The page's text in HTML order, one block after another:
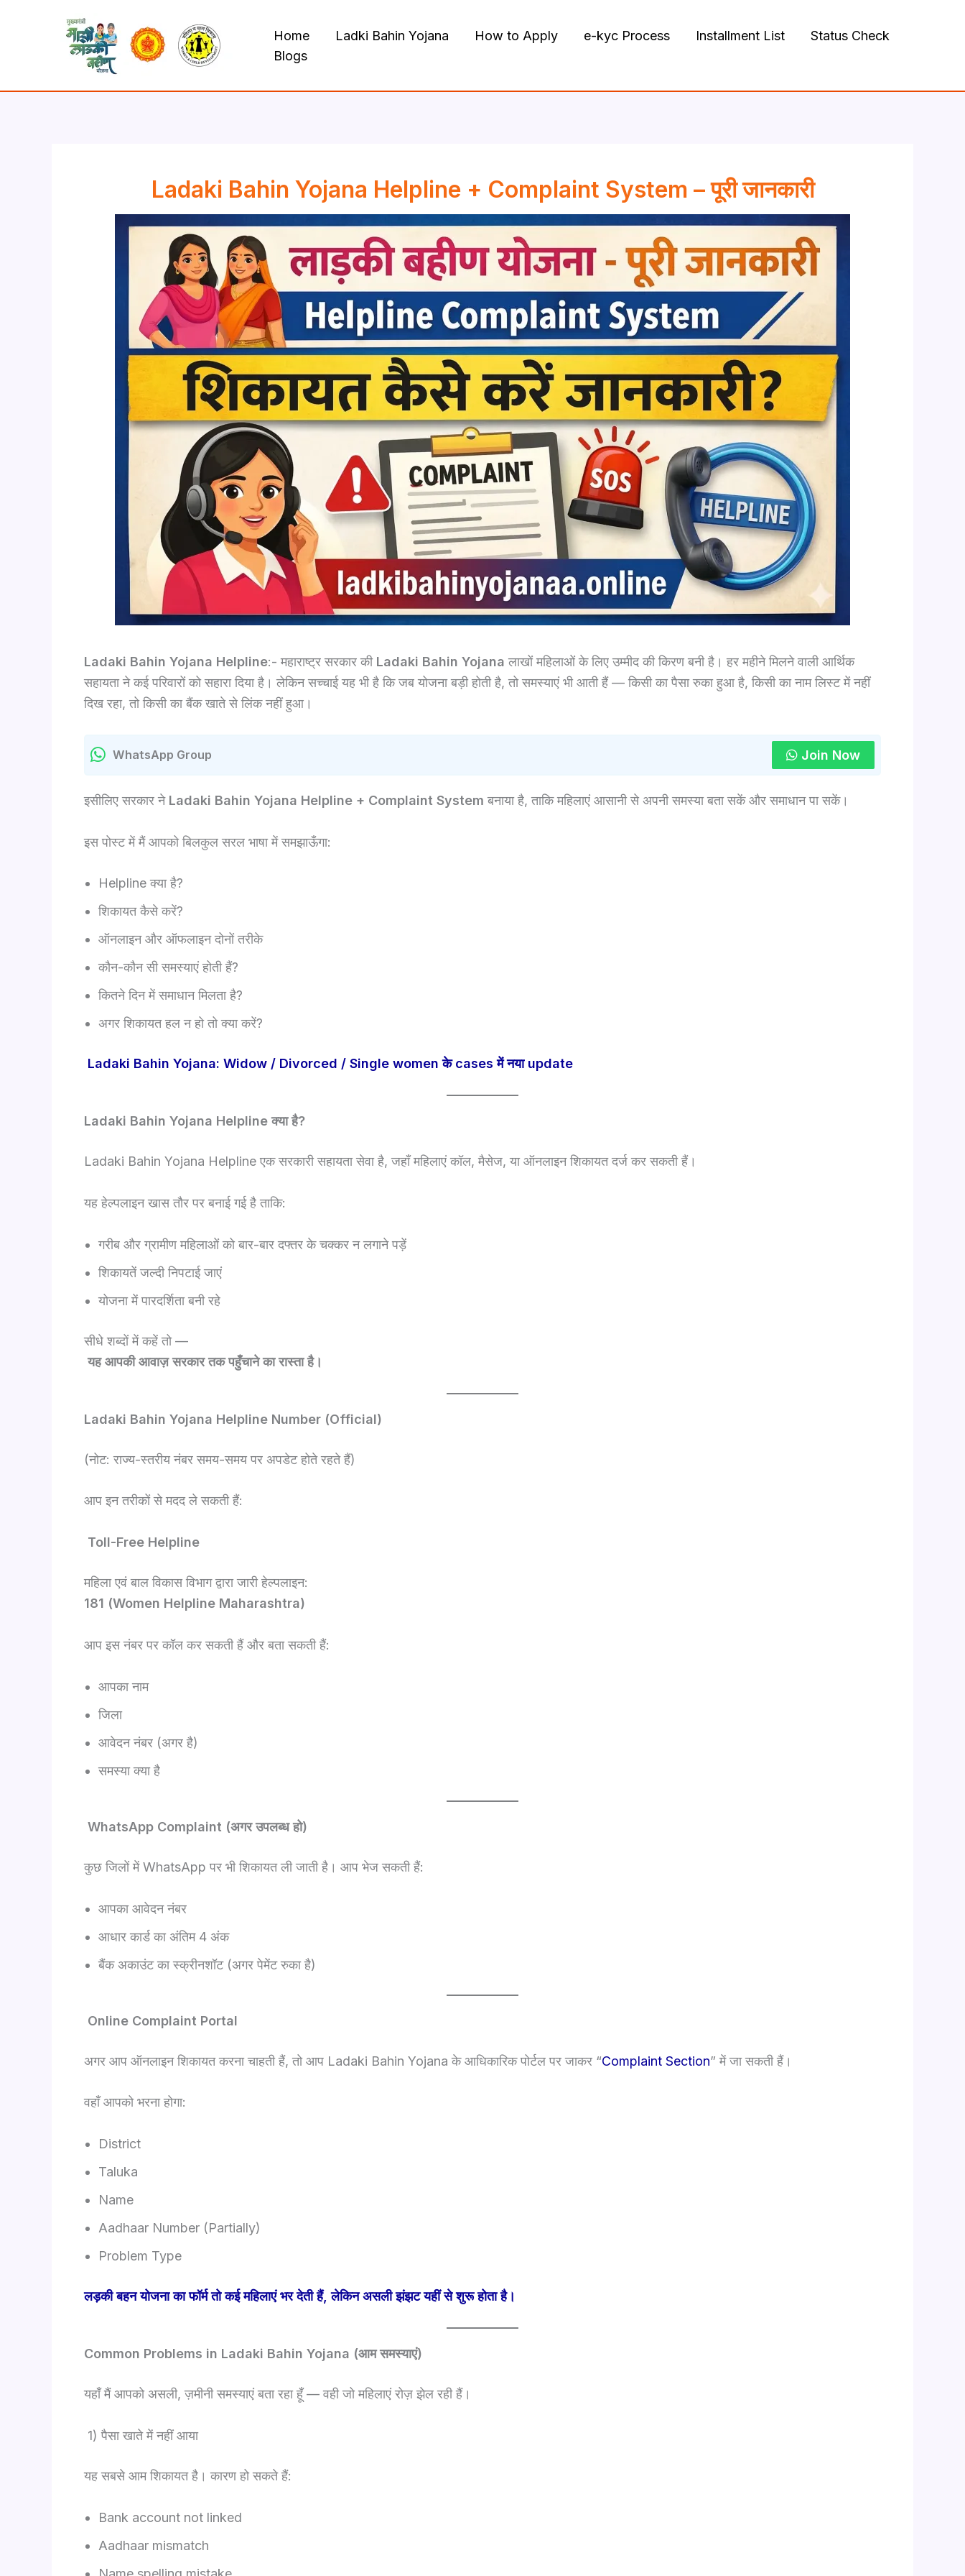
Home Ladki Bahin Yojana How to Apply e-kyc Process Installment List
Status Check
Blogs
Ladaki Bahin Yojana Helpline + Complaint System – पूरी जानकारी
Ladaki Bahin Yojana Helpline:- महाराष्ट्र सरकार की Ladaki Bahin Yojana लाखों महिलाओं के लिए उम्मीद की किरण बनी है। हर महीने मिलने वाली आर्थिक
सहायता ने कई परिवारों को सहारा दिया है। लेकिन सच्चाई यह भी है कि जब योजना बड़ी होती है, तो समस्याएं भी आती हैं — किसी का पैसा रुका हुआ है, किसी का नाम लिस्ट में नहीं
दिख रहा, तो किसी का बैंक खाते से लिंक नहीं हुआ।
WhatsApp Group Join Now
इसीलिए सरकार ने Ladaki Bahin Yojana Helpline + Complaint System बनाया है, ताकि महिलाएं आसानी से अपनी समस्या बता सकें और समाधान पा सकें।
इस पोस्ट में मैं आपको बिलकुल सरल भाषा में समझाऊँगा:
Helpline क्या है?
शिकायत कैसे करें?
ऑनलाइन और ऑफलाइन दोनों तरीके
कौन-कौन सी समस्याएं होती हैं?
कितने दिन में समाधान मिलता है?
अगर शिकायत हल न हो तो क्या करें?
Ladaki Bahin Yojana: Widow / Divorced / Single women के cases में नया update
Ladaki Bahin Yojana Helpline क्या है?
Ladaki Bahin Yojana Helpline एक सरकारी सहायता सेवा है, जहाँ महिलाएं कॉल, मैसेज, या ऑनलाइन शिकायत दर्ज कर सकती हैं।
यह हेल्पलाइन खास तौर पर बनाई गई है ताकि:
गरीब और ग्रामीण महिलाओं को बार-बार दफ्तर के चक्कर न लगाने पड़ें
शिकायतें जल्दी निपटाई जाएं
योजना में पारदर्शिता बनी रहे
सीधे शब्दों में कहें तो —
यह आपकी आवाज़ सरकार तक पहुँचाने का रास्ता है।
Ladaki Bahin Yojana Helpline Number (Official)
(नोट: राज्य-स्तरीय नंबर समय-समय पर अपडेट होते रहते हैं)
आप इन तरीकों से मदद ले सकती हैं:
Toll-Free Helpline
महिला एवं बाल विकास विभाग द्वारा जारी हेल्पलाइन:
181 (Women Helpline Maharashtra)
आप इस नंबर पर कॉल कर सकती हैं और बता सकती हैं:
आपका नाम
जिला
आवेदन नंबर (अगर है)
समस्या क्या है
WhatsApp Complaint (अगर उपलब्ध हो)
कुछ जिलों में WhatsApp पर भी शिकायत ली जाती है। आप भेज सकती हैं:
आपका आवेदन नंबर
आधार कार्ड का अंतिम 4 अंक
बैंक अकाउंट का स्क्रीनशॉट (अगर पेमेंट रुका है)
Online Complaint Portal
अगर आप ऑनलाइन शिकायत करना चाहती हैं, तो आप Ladaki Bahin Yojana के आधिकारिक पोर्टल पर जाकर “Complaint Section” में जा सकती हैं।
वहाँ आपको भरना होगा:
District
Taluka
Name
Aadhaar Number (Partially)
Problem Type
लड़की बहन योजना का फॉर्म तो कई महिलाएं भर देती हैं, लेकिन असली झंझट यहीं से शुरू होता है।
Common Problems in Ladaki Bahin Yojana (आम समस्याएं)
यहाँ मैं आपको असली, ज़मीनी समस्याएं बता रहा हूँ — वही जो महिलाएं रोज़ झेल रही हैं।
1) पैसा खाते में नहीं आया
यह सबसे आम शिकायत है। कारण हो सकते हैं:
Bank account not linked
Aadhaar mismatch